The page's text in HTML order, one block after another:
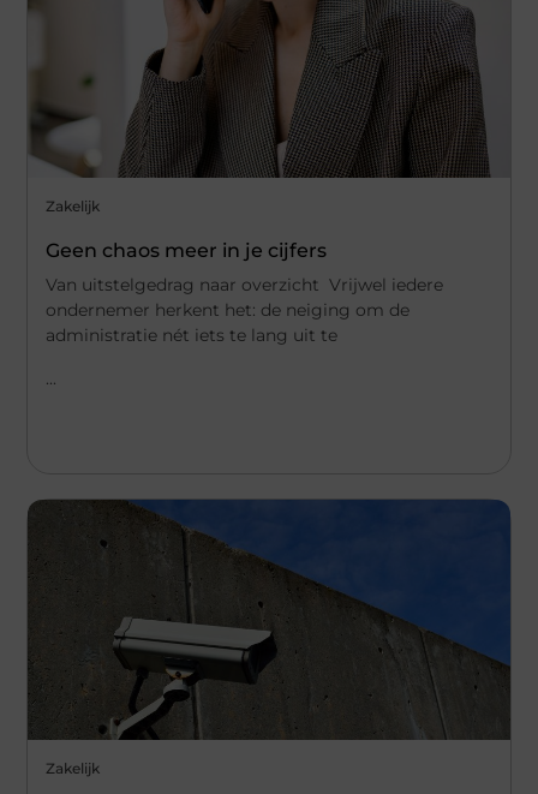
Zakelijk
Geen chaos meer in je cijfers
Van uitstelgedrag naar overzicht Vrijwel iedere
ondernemer herkent het: de neiging om de
administratie nét iets te lang uit te
...
Zakelijk